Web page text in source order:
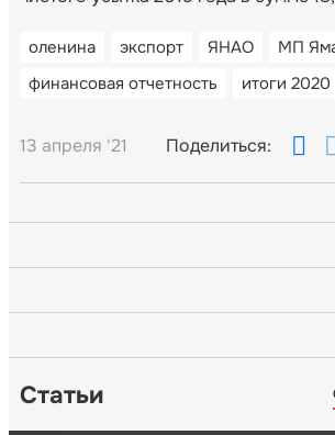
оленина экспорт ЯНАО
МП
финансовая отчетность
итоги 2020
13 апреля '21 Поделиться:
Статьи